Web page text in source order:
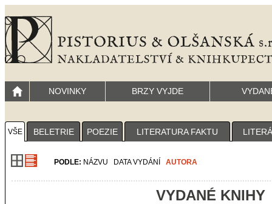
NOVINKY BRZY VYJDE
VŠE BELETRIE POEZIE LITERATURA FAKTU
PODLE: NÁZVU DATA VYDÁNÍ AUTORA
VYDANÉ KNIHY